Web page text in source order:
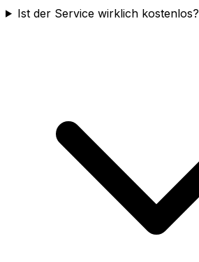
Ist der Service wirklich kostenlos?